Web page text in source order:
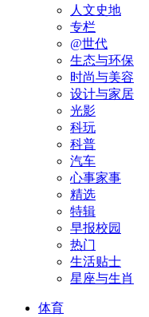
人文史地
专栏
@世代
生态与环保
时尚与美容
设计与家居
光影
科玩
科普
汽车
心事家事
精选
特辑
早报校园
热门
生活贴士
星座与生肖
体育